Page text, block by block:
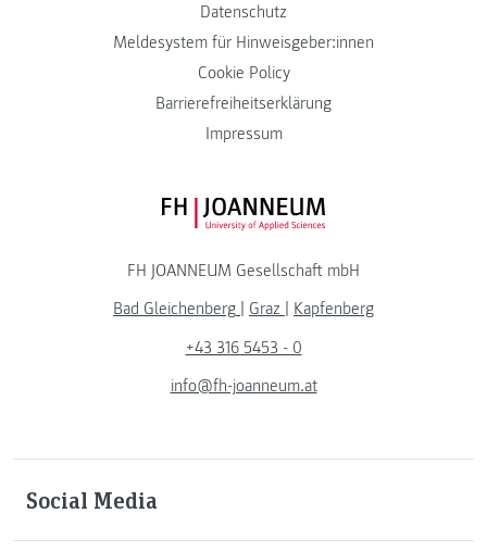
Datenschutz
Meldesystem für Hinweisgeber:innen
Cookie Policy
Barrierefreiheitserklärung
Impressum
FH JOANNEUM Logo
FH JOANNEUM Gesellschaft mbH
Bad Gleichenberg
Graz
Kapfenberg
+43 316 5453 - 0
info@fh-joanneum.at
Social Media